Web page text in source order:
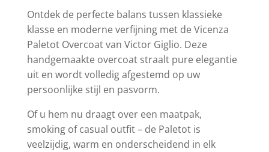
Ontdek de perfecte balans tussen klassieke
klasse en moderne verfijning met de Vicenza
Paletot Overcoat van Victor Giglio. Deze
handgemaakte overcoat straalt pure elegantie
uit en wordt volledig afgestemd op uw
persoonlijke stijl en pasvorm.
Of u hem nu draagt over een maatpak,
smoking of casual outfit – de Paletot is
veelzijdig, warm en onderscheidend in elk